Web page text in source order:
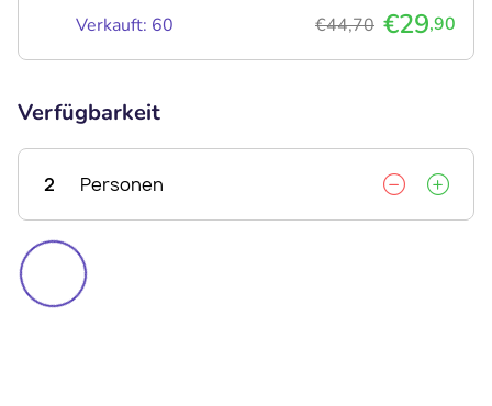
Verkauft: 60
€44,70 €29,90
Verfügbarkeit
2 Personen